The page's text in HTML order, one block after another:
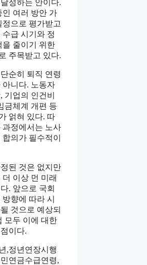
성하는 안이다.
인 여러 방안 가
으로 평가받고
급 시기와 정
을 줄이기 위한
주목받고 있다.
순히 퇴직 연령
아니다. 노동자
기업의 인건비
금체계 개편 등
얽혀 있다. 따
과정에서는 노사
의가 필수적이
된 것은 없지만
이상 먼 미래
. 앞으로 국회
향에 따라 시
것으로 예상되
모두 이에 대한
이다.
,정년연장시행
연금수급연령,